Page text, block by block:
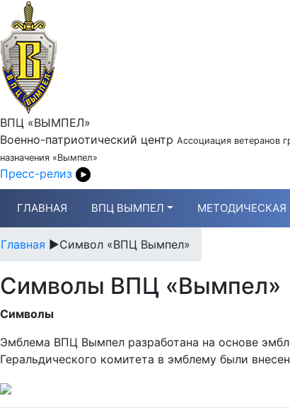
ВПЦ «ВЫМПЕЛ»
Военно-патриотический центр Ассоциация ветеранов
назначения «Вымпел»
Пресс-релиз
ГЛАВНАЯ ВПЦ ВЫМПЕЛ МЕТОДИЧЕСКАЯ
Главная ►Символ «ВПЦ Вымпел»
Символы ВПЦ «Вымпел»
Символы
Эмблема ВПЦ Вымпел разработана на основе
Геральдического комитета в эмблему были